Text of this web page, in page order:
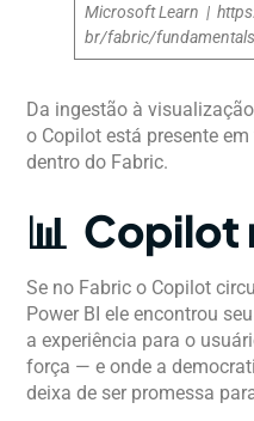
Microsoft Learn |
br/fabric/
Da ingestão à
o Copilot está presente
dentro do Fabric.
📊 Copilot
Se no Fabric o Copilot
Power BI ele encontrou
a experiência para o
força — e onde a
deixa de ser promessa